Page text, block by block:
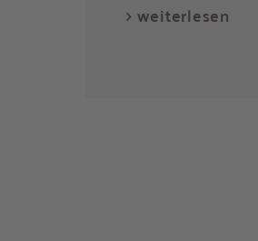
Der Garten lädt
Das
Schlafzimmer